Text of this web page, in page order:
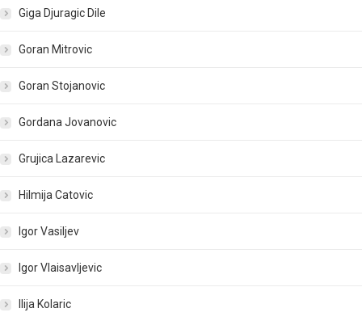
Giga Djuragic Dile
Goran Mitrovic
Goran Stojanovic
Gordana Jovanovic
Grujica Lazarevic
Hilmija Catovic
Igor Vasiljev
Igor Vlaisavljevic
Ilija Kolaric